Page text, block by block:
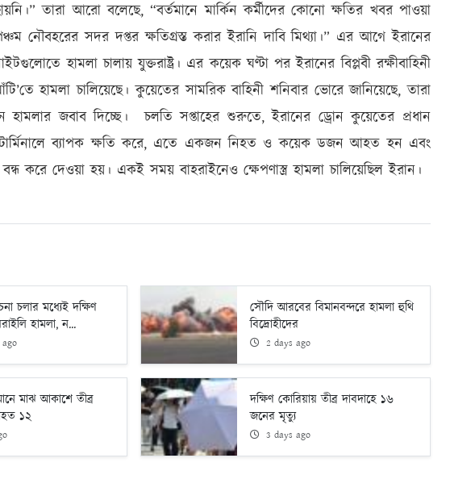
তারা আরো বলেছে, “বর্তমানে মার্কিন কর্মীদের কোনো ক্ষতির খবর পাওয়া
নৌবহরের সদর দপ্তর ক্ষতিগ্রস্ত করার ইরানি দাবি মিথ্যা।” এর আগে ইরানের
হামলা চালায় যুক্তরাষ্ট্র। এর কয়েক ঘণ্টা পর ইরানের বিপ্লবী রক্ষীবাহিনী
হামলা চালিয়েছে। কুয়েতের সামরিক বাহিনী শনিবার ভোরে জানিয়েছে, তারা
হামলার জবাব দিচ্ছে। চলতি সপ্তাহের শুরুতে, ইরানের ড্রোন কুয়েতের প্রধান
টার্মিনালে ব্যাপক ক্ষতি করে, এতে একজন নিহত ও কয়েক ডজন আহত হন এবং
করে দেওয়া হয়। একই সময় বাহরাইনেও ক্ষেপণাস্ত্র হামলা চালিয়েছিল ইরান।
চলার মধ্যেই দক্ষিণ
হামলা, ন...
সৌদি আরবের বিমানবন্দরে হামলা হুথি
বিদ্রোহীদের
2 days ago
মাঝ আকাশে তীব্র
১২
দক্ষিণ কোরিয়ায় তীব্র দাবদাহে ১৬
জনের মৃত্যু
3 days ago